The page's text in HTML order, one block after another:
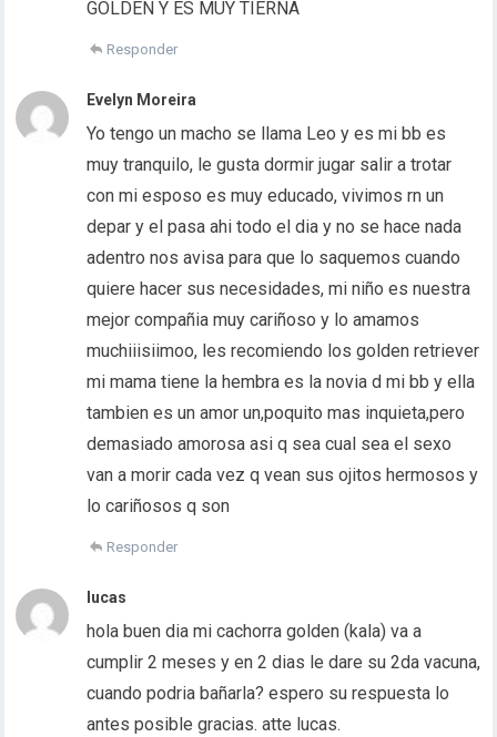
GOLDEN Y ES MUY TIERNA
Responder
Evelyn Moreira
Yo tengo un macho se llama Leo y es mi bb es
muy tranquilo, le gusta dormir jugar salir a trotar
con mi esposo es muy educado, vivimos rn un
depar y el pasa ahi todo el dia y no se hace nada
adentro nos avisa para que lo saquemos cuando
quiere hacer sus necesidades, mi niño es nuestra
mejor compañia muy cariñoso y lo amamos
muchiiisiimoo, les recomiendo los golden retriever
mi mama tiene la hembra es la novia d mi bb y ella
tambien es un amor un,poquito mas inquieta,pero
demasiado amorosa asi q sea cual sea el sexo
van a morir cada vez q vean sus ojitos hermosos y
lo cariñosos q son
Responder
lucas
hola buen dia mi cachorra golden (kala) va a
cumplir 2 meses y en 2 dias le dare su 2da vacuna,
cuando podria bañarla? espero su respuesta lo
antes posible gracias. atte lucas.